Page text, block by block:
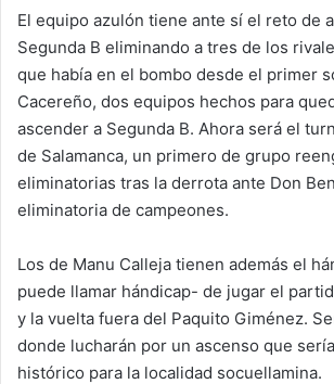
El equipo azulón tiene ante sí el reto de
Segunda B eliminando a tres de los
que había en el bombo desde el primer
Cacereño, dos equipos hechos para
ascender a Segunda B. Ahora será el
de Salamanca, un primero de grupo
eliminatorias tras la derrota ante Don
eliminatoria de campeones.
Los de Manu Calleja tienen además el
puede llamar hándicap- de jugar el
y la vuelta fuera del Paquito Giménez.
donde lucharán por un ascenso que
histórico para la localidad socuellamina.